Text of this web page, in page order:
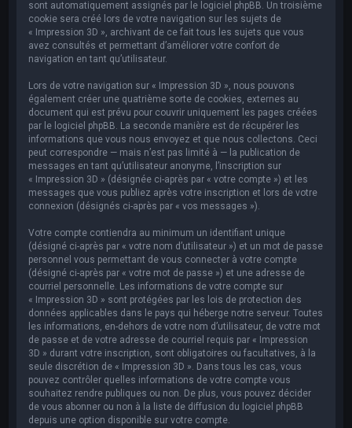
sont automatiquement assignés par le logiciel phpBB. Un troisième
cookie sera créé lors de votre navigation sur les sujets de
« Impression 3D », archivant de ce fait tous les sujets que vous
avez consultés et permettant d’améliorer votre confort de
navigation en tant qu’utilisateur.
Lors de votre navigation sur « Impression 3D », nous pouvons
également créer une quatrième sorte de cookies, externes au
document qui est prévu pour couvrir uniquement les pages créées
par le logiciel phpBB. La seconde manière est de récupérer les
informations que vous nous envoyez et que nous collectons. Ceci
peut correspondre — mais n’est pas limité à — la publication de
messages en tant qu’utilisateur anonyme, l’inscription sur
« Impression 3D » (désignée ci-après par « votre compte ») et les
messages que vous publiez après votre inscription et lors de votre
connexion (désignés ci-après par « vos messages »).
Votre compte contiendra au minimum un identifiant unique
(désigné ci-après par « votre nom d’utilisateur ») et un mot de passe
personnel vous permettant de vous connecter à votre compte
(désigné ci-après par « votre mot de passe ») et une adresse de
courriel personnelle. Les informations de votre compte sur
« Impression 3D » sont protégées par les lois de protection des
données applicables dans le pays qui héberge notre serveur. Toutes
les informations, en-dehors de votre nom d’utilisateur, de votre mot
de passe et de votre adresse de courriel requis par « Impression
3D » durant votre inscription, sont obligatoires ou facultatives, à la
seule discrétion de « Impression 3D ». Dans tous les cas, vous
pouvez contrôler quelles informations de votre compte vous
souhaitez rendre publiques ou non. De plus, vous pouvez décider
de vous abonner ou non à la liste de diffusion du logiciel phpBB
depuis une option disponible sur votre compte.